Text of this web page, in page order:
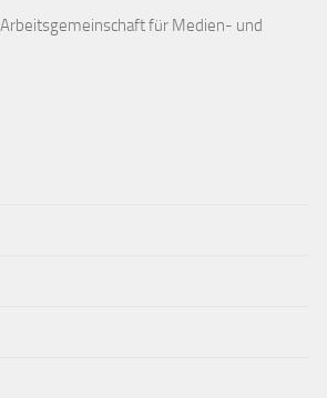
Arbeitsgemeinschaft für Medien- und